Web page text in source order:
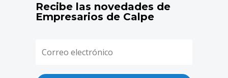
Recibe las novedades de
Empresarios de Calpe